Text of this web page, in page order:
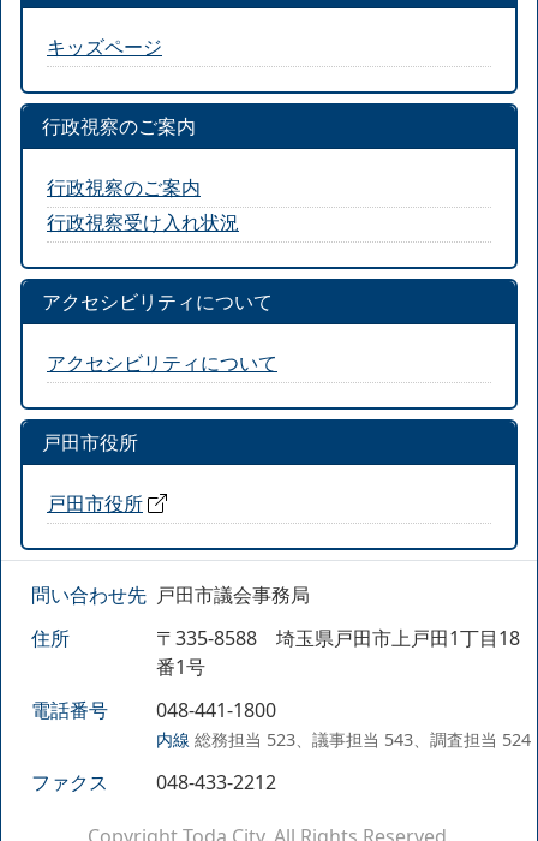
キッズページ
行政視察のご案内
行政視察のご案内
行政視察受け入れ状況
アクセシビリティについて
アクセシビリティについて
戸田市役所
戸田市役所
問い合わせ先 戸田市議会事務局
住所
〒335-8588 埼玉県戸田市上戸田1丁目18
番1号
電話番号
048-441-1800
内線 総務担当 523、議事担当 543、調査担当 524
ファクス 048-433-2212